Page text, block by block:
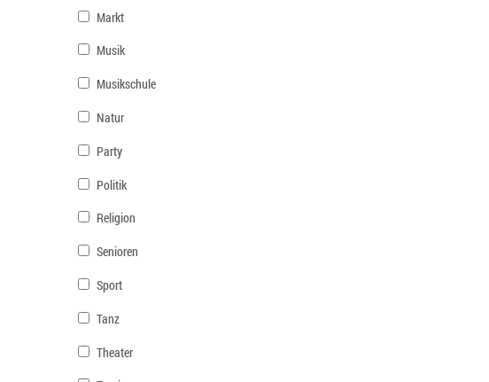
Markt
Musik
Musikschule
Natur
Party
Politik
Religion
Senioren
Sport
Tanz
Theater